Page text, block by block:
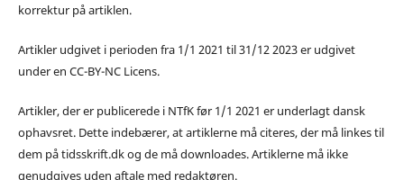
korrektur på artiklen.
Artikler udgivet i perioden fra 1/1 2021 til 31/12 2023 er udgivet
under en CC-BY-NC Licens.
Artikler, der er publicerede i NTfK før 1/1 2021 er underlagt dansk
ophavsret. Dette indebærer, at artiklerne må citeres, der må linkes til
dem på tidsskrift.dk og de må downloades. Artiklerne må ikke
genudgives uden aftale med redaktøren.